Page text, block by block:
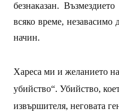
безнаказан.
всяко време, незавасимо
начин.
Хареса ми и желанието
убийство“. Убийство,
извършителя, неговата